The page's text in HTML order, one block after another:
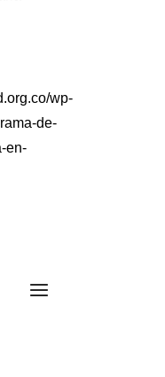
wp-
de-
en-